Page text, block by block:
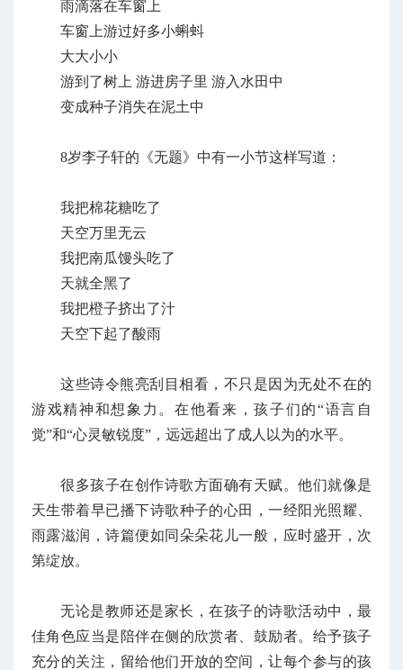
雨滴落在车窗上
车窗上游过好多小蝌蚪
大大小小
游到了树上 游进房子里 游入水田中
变成种子消失在泥土中
8岁李子轩的《无题》中有一小节这样写道：
我把棉花糖吃了
天空万里无云
我把南瓜馒头吃了
天就全黑了
我把橙子挤出了汁
天空下起了酸雨
这些诗令熊亮刮目相看，不只是因为无处不在的
游戏精神和想象力。在他看来，孩子们的“语言自
觉”和“心灵敏锐度”，远远超出了成人以为的水平。
很多孩子在创作诗歌方面确有天赋。他们就像是
天生带着早已播下诗歌种子的心田，一经阳光照耀、
雨露滋润，诗篇便如同朵朵花儿一般，应时盛开，次
第绽放。
无论是教师还是家长，在孩子的诗歌活动中，最
佳角色应当是陪伴在侧的欣赏者、鼓励者。给予孩子
充分的关注，留给他们开放的空间，让每个参与的孩